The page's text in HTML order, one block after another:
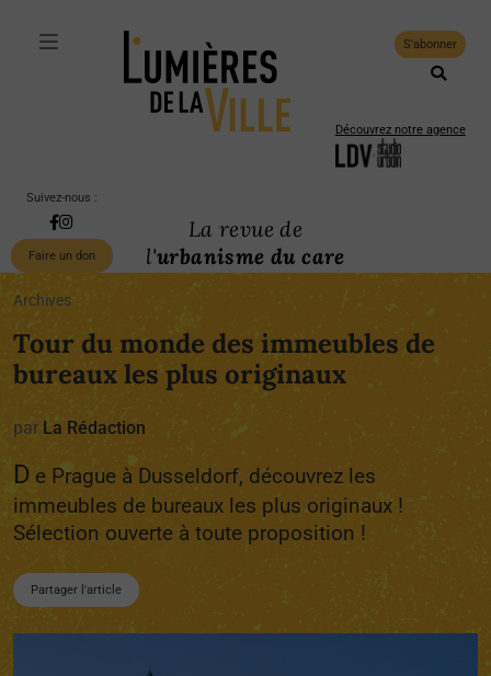
S'abonner
Découvrez notre agence
Suivez-nous :
Faire un don
La revue de
l'urbanisme du care
Archives
Tour du monde des immeubles de
bureaux les plus originaux
par La Rédaction
D e Prague à Dusseldorf, découvrez les
immeubles de bureaux les plus originaux !
Sélection ouverte à toute proposition !
Partager l'article